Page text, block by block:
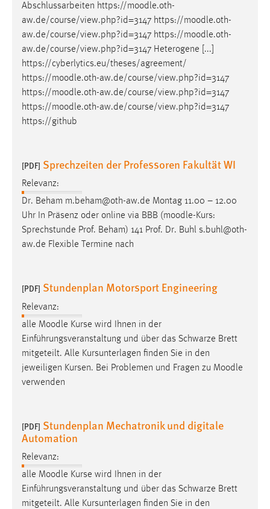
Abschlussarbeiten https://moodle.oth-
aw.de/course/view.php?id=3147 https://moodle.oth-
aw.de/course/view.php?id=3147 https://moodle.oth-
aw.de/course/view.php?id=3147 Heterogene [...]
https://cyberlytics.eu/theses/agreement/
https://moodle.oth-aw.de/course/view.php?id=3147
https://moodle.oth-aw.de/course/view.php?id=3147
https://moodle.oth-aw.de/course/view.php?id=3147
https://github
[PDF] Sprechzeiten der Professoren Fakultät WI
Relevanz:
Dr. Beham m.beham@oth-aw.de Montag 11.00 – 12.00
Uhr In Präsenz oder online via BBB (moodle-Kurs:
Sprechstunde Prof. Beham) 141 Prof. Dr. Buhl s.buhl@oth-
aw.de Flexible Termine nach
[PDF] Stundenplan Motorsport Engineering
Relevanz:
alle Moodle Kurse wird Ihnen in der
Einführungsveranstaltung und über das Schwarze Brett
mitgeteilt. Alle Kursunterlagen finden Sie in den
jeweiligen Kursen. Bei Problemen und Fragen zu Moodle
verwenden
[PDF] Stundenplan Mechatronik und digitale
Automation
Relevanz:
alle Moodle Kurse wird Ihnen in der
Einführungsveranstaltung und über das Schwarze Brett
mitgeteilt. Alle Kursunterlagen finden Sie in den